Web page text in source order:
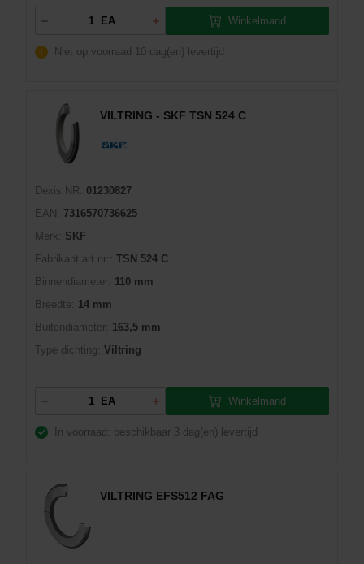
EA Winkelmand
Niet op voorraad 10 dag(en) levertijd
VILTRING - SKF TSN 524 C
Dexis NR:
01230827
EAN:
7316570736625
Merk:
SKF
Fabrikant art.nr::
TSN 524 C
Binnendiameter: 110 mm
Breedte:
14 mm
Buitendiameter: 163,5 mm
Type dichting: Viltring
EA Winkelmand
In voorraad: beschikbaar 3 dag(en) levertijd
VILTRING EFS512 FAG